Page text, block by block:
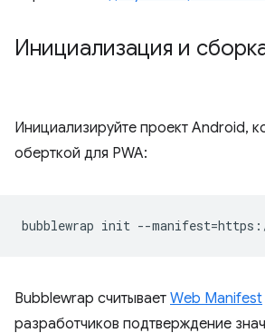
Инициализация и
Инициализируйте проект Android,
оберткой для PWA:
bubblewrap init --manifest=
Bubblewrap считывает Web Manifest
разработчиков подтверждение